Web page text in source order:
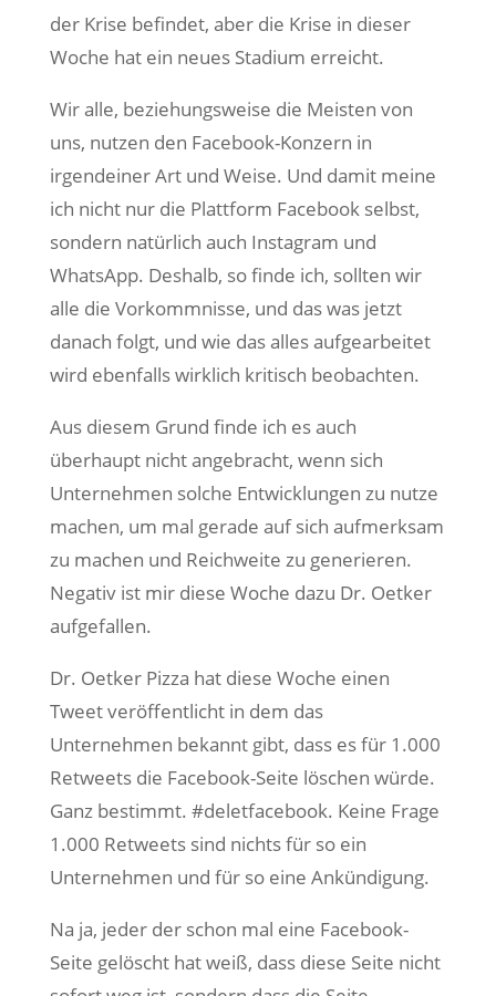
der Krise befindet, aber die Krise in dieser
Woche hat ein neues Stadium erreicht.
Wir alle, beziehungsweise die Meisten von
uns, nutzen den Facebook-Konzern in
irgendeiner Art und Weise. Und damit meine
ich nicht nur die Plattform Facebook selbst,
sondern natürlich auch Instagram und
WhatsApp. Deshalb, so finde ich, sollten wir
alle die Vorkommnisse, und das was jetzt
danach folgt, und wie das alles aufgearbeitet
wird ebenfalls wirklich kritisch beobachten.
Aus diesem Grund finde ich es auch
überhaupt nicht angebracht, wenn sich
Unternehmen solche Entwicklungen zu nutze
machen, um mal gerade auf sich aufmerksam
zu machen und Reichweite zu generieren.
Negativ ist mir diese Woche dazu Dr. Oetker
aufgefallen.
Dr. Oetker Pizza hat diese Woche einen
Tweet veröffentlicht in dem das
Unternehmen bekannt gibt, dass es für 1.000
Retweets die Facebook-Seite löschen würde.
Ganz bestimmt. #deletfacebook. Keine Frage
1.000 Retweets sind nichts für so ein
Unternehmen und für so eine Ankündigung.
Na ja, jeder der schon mal eine Facebook-
Seite gelöscht hat weiß, dass diese Seite nicht